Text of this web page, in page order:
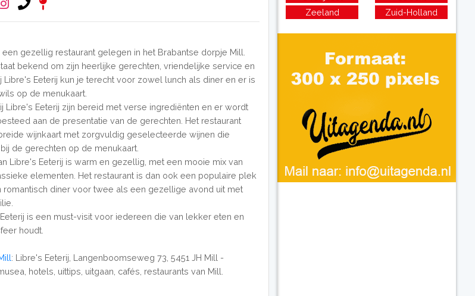
een gezellig restaurant gelegen in het Brabantse dorpje Mill.
bekend om zijn heerlijke gerechten, vriendelijke service en
Libre's Eeterij kun je terecht voor zowel lunch als diner en er is
op de menukaart.
Libre's Eeterij zijn bereid met verse ingrediënten en er wordt
aan de presentatie van de gerechten. Het restaurant
wijnkaart met zorgvuldig geselecteerde wijnen die
de gerechten op de menukaart.
Libre's Eeterij is warm en gezellig, met een mooie mix van
elementen. Het restaurant is dan ook een populaire plek
diner voor twee als een gezellige avond uit met
is een must-visit voor iedereen die van lekker eten en
houdt.
: Libre's Eeterij, Langenboomseweg 73, 5451 JH Mill -
hotels, uittips, uitgaan, cafés, restaurants van Mill.
Zeeland
Zuid-Holland